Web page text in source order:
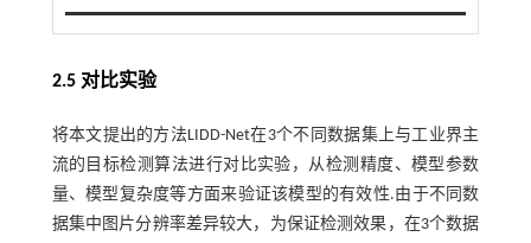
2.5 对比实验
将本文提出的方法LIDD-Net在3个不同数据集上与工业界主
流的目标检测算法进行对比实验，从检测精度、模型参数
量、模型复杂度等方面来验证该模型的有效性.由于不同数
据集中图片分辨率差异较大，为保证检测效果，在3个数据